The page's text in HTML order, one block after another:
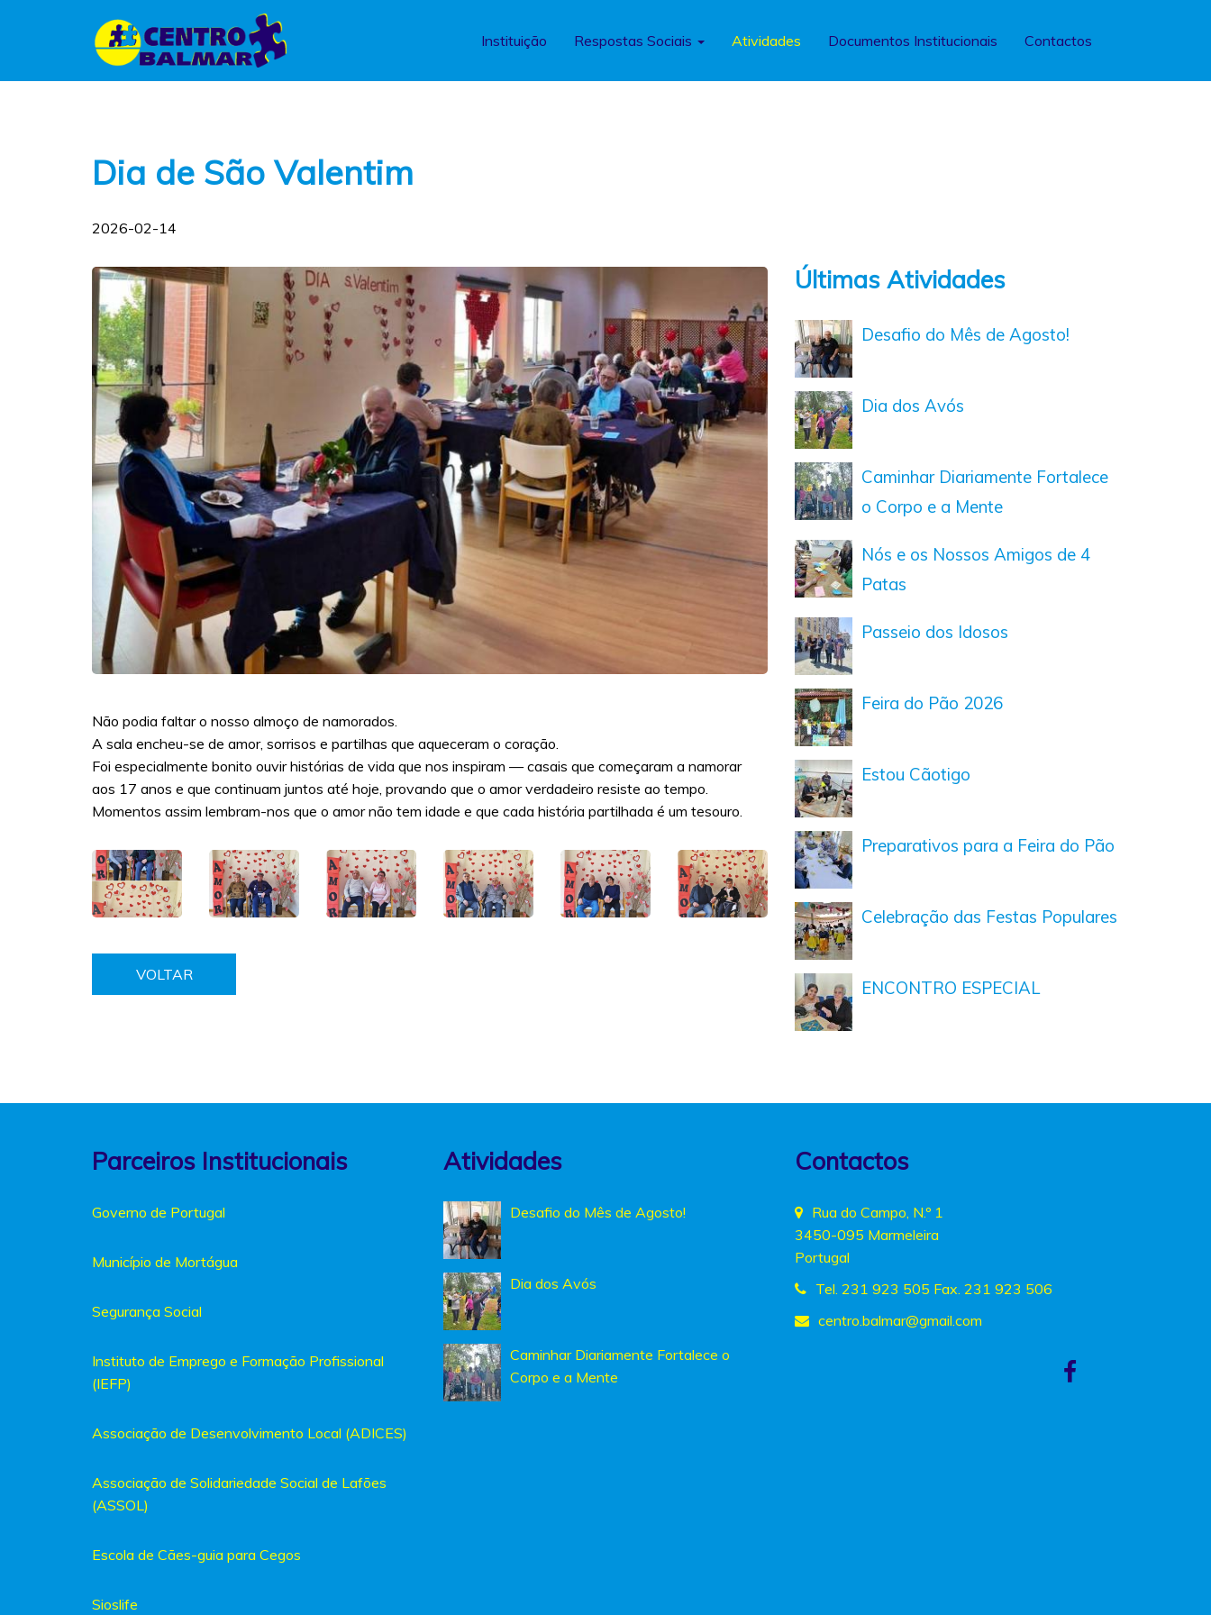
Instituição Respostas Sociais Atividades Documentos Institucionais Contactos
Dia de São Valentim
2026-02-14
Não podia faltar o nosso almoço de namorados.
A sala encheu-se de amor, sorrisos e partilhas que aqueceram o coração.
Foi especialmente bonito ouvir histórias de vida que nos inspiram — casais que começaram a namorar
aos 17 anos e que continuam juntos até hoje, provando que o amor verdadeiro resiste ao tempo.
Momentos assim lembram-nos que o amor não tem idade e que cada história partilhada é um tesouro.
VOLTAR
Últimas Atividades
Desafio do Mês de Agosto!
Dia dos Avós
Caminhar Diariamente Fortalece
o Corpo e a Mente
Nós e os Nossos Amigos de 4
Patas
Passeio dos Idosos
Feira do Pão 2026
Estou Cãotigo
Preparativos para a Feira do Pão
Celebração das Festas Populares
ENCONTRO ESPECIAL
Parceiros Institucionais
Governo de Portugal
Município de Mortágua
Segurança Social
Instituto de Emprego e Formação Profissional
(IEFP)
Associação de Desenvolvimento Local (ADICES)
Associação de Solidariedade Social de Lafões
(ASSOL)
Escola de Cães-guia para Cegos
Sioslife
Atividades
Desafio do Mês de Agosto!
Dia dos Avós
Caminhar Diariamente Fortalece o
Corpo e a Mente
Contactos
Rua do Campo, N.º 1
3450-095 Marmeleira
Portugal
Tel. 231 923 505 Fax. 231 923 506
centro.balmar@gmail.com